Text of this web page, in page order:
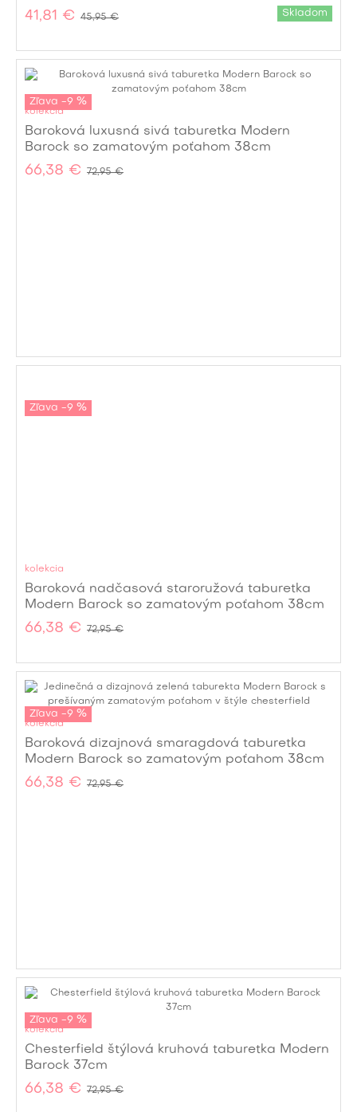
farbe s poloblúkovým tvarom 60 cm
41,81 € 45,95 € Skladom
Zľava -9 %
kolekcia
Baroková luxusná sivá taburetka Modern
Barock so zamatovým poťahom 38cm
66,38 € 72,95 €
Zľava -9 %
kolekcia
Baroková nadčasová staroružová taburetka
Modern Barock so zamatovým poťahom 38cm
66,38 € 72,95 €
Zľava -9 %
kolekcia
Baroková dizajnová smaragdová taburetka
Modern Barock so zamatovým poťahom 38cm
66,38 € 72,95 €
Zľava -9 %
kolekcia
Chesterfield štýlová kruhová taburetka Modern
Barock 37cm
66,38 € 72,95 €